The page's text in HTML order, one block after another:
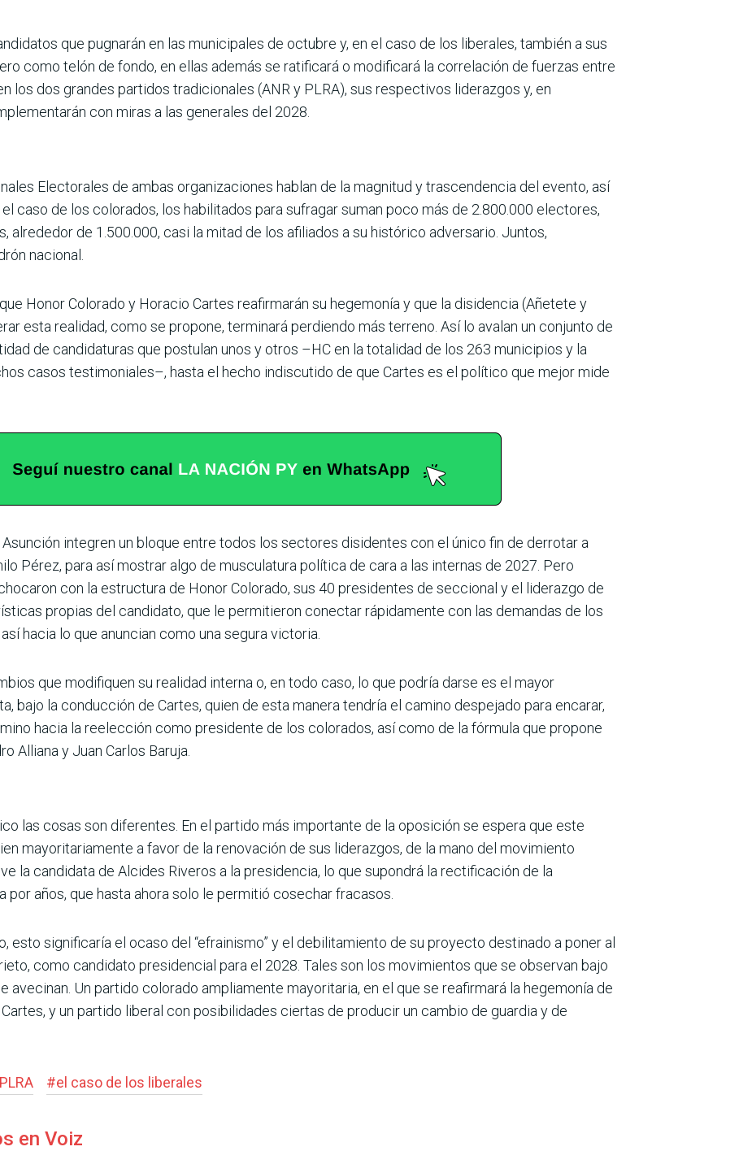
que pugnarán en las municipales de octubre y, en el caso de los liberales, también a sus
como telón de fondo, en ellas además se ratificará o modificará la correlación de fuerzas entre
los dos grandes partidos tradicionales (ANR y PLRA), sus respectivos liderazgos y, en
con miras a las generales del 2028.
Electorales de ambas organizaciones hablan de la magnitud y trascendencia del evento, así
caso de los colorados, los habilitados para sufragar suman poco más de 2.800.000 electores,
alrededor de 1.500.000, casi la mitad de los afiliados a su histórico adversario. Juntos,
nacional.
Honor Colorado y Horacio Cartes reafirmarán su hegemonía y que la disidencia (Añetete y
esta realidad, como se propone, terminará perdiendo más terreno. Así lo avalan un conjunto de
de candidaturas que postulan unos y otros –HC en la totalidad de los 263 municipios y la
casos testimoniales–, hasta el hecho indiscutido de que Cartes es el político que mejor mide
integren un bloque entre todos los sectores disidentes con el único fin de derrotar a
Pérez, para así mostrar algo de musculatura política de cara a las internas de 2027. Pero
con la estructura de Honor Colorado, sus 40 presidentes de seccional y el liderazgo de
propias del candidato, que le permitieron conectar rápidamente con las demandas de los
hacia lo que anuncian como una segura victoria.
que modifiquen su realidad interna o, en todo caso, lo que podría darse es el mayor
bajo la conducción de Cartes, quien de esta manera tendría el camino despejado para encarar,
hacia la reelección como presidente de los colorados, así como de la fórmula que propone
Alliana y Juan Carlos Baruja.
las cosas son diferentes. En el partido más importante de la oposición se espera que este
mayoritariamente a favor de la renovación de sus liderazgos, de la mano del movimiento
la candidata de Alcides Riveros a la presidencia, lo que supondrá la rectificación de la
años, que hasta ahora solo le permitió cosechar fracasos.
esto significaría el ocaso del “efrainismo” y el debilitamiento de su proyecto destinado a poner al
como candidato presidencial para el 2028. Tales son los movimientos que se observan bajo
avecinan. Un partido colorado ampliamente mayoritaria, en el que se reafirmará la hegemonía de
y un partido liberal con posibilidades ciertas de producir un cambio de guardia y de
#el caso de los liberales
en Voiz